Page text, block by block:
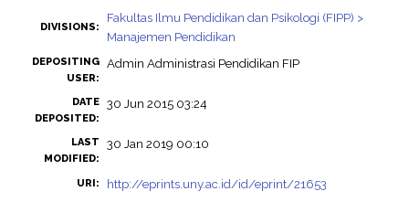
DIVISIONS:
Fakultas Ilmu Pendidikan dan Psikologi (FIPP) >
Manajemen Pendidikan
DEPOSITING
USER:
Admin Administrasi Pendidikan FIP
DATE
DEPOSITED:
30 Jun 2015 03:24
LAST
MODIFIED:
30 Jan 2019 00:10
URI: http://eprints.uny.ac.id/id/eprint/21653